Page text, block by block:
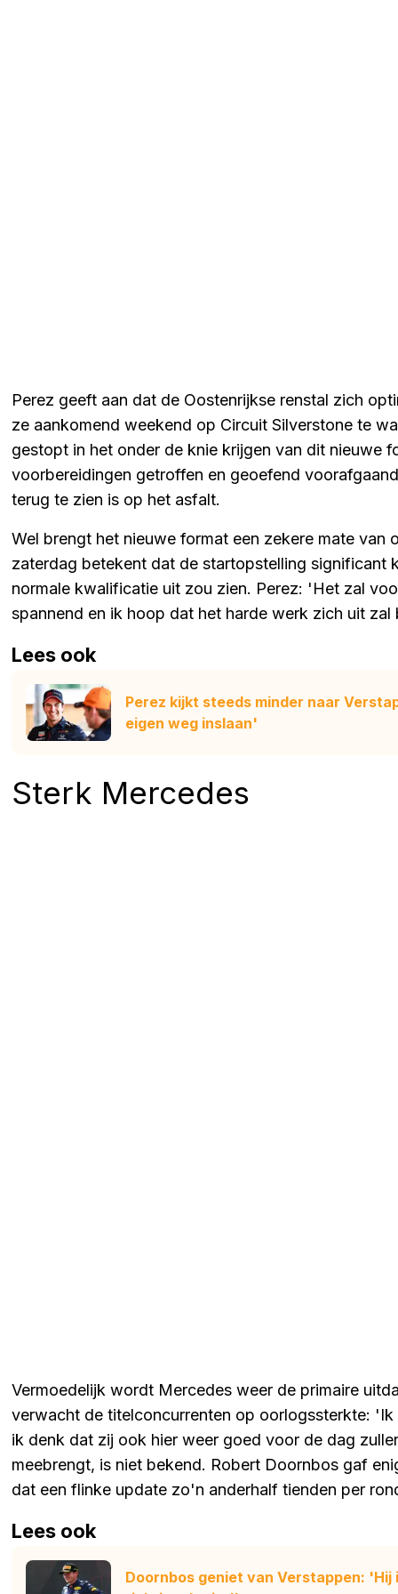
Perez geeft aan dat de Oostenrijkse renstal zich
ze aankomend weekend op Circuit Silverstone te
gestopt in het onder de knie krijgen van dit nieuwe
voorbereidingen getroffen en geoefend
terug te zien is op het asfalt.
Wel brengt het nieuwe format een zekere mate van
zaterdag betekent dat de startopstelling significant
normale kwalificatie uit zou zien. Perez: 'Het zal
spannend en ik hoop dat het harde werk zich uit
Lees ook
Perez kijkt steeds minder naar
eigen weg inslaan'
Sterk Mercedes
Vermoedelijk wordt Mercedes weer de primaire
verwacht de titelconcurrenten op oorlogssterkte:
ik denk dat zij ook hier weer goed voor de dag
meebrengt, is niet bekend. Robert Doornbos gaf
dat een flinke update zo'n anderhalf tienden per
Lees ook
Doornbos geniet van Verstappen: 'Hij